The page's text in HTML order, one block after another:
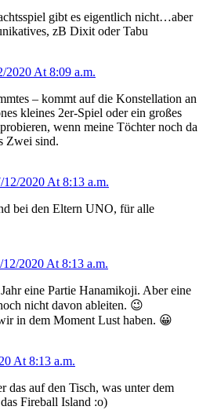
gibt es eigentlich nicht…aber
zB Dixit oder Tabu
2020 At 8:09 a.m.
– kommt auf die Konstellation an
kleines 2er-Spiel oder ein großes
wenn meine Töchter noch da
Zwei sind.
12/2020 At 8:13 a.m.
bei den Eltern UNO, für alle
12/2020 At 8:13 a.m.
eine Partie Hanamikoji. Aber eine
nicht davon ableiten. 😉
in dem Moment Lust haben. 😀
At 8:13 a.m.
das auf den Tisch, was unter dem
Fireball Island :o)